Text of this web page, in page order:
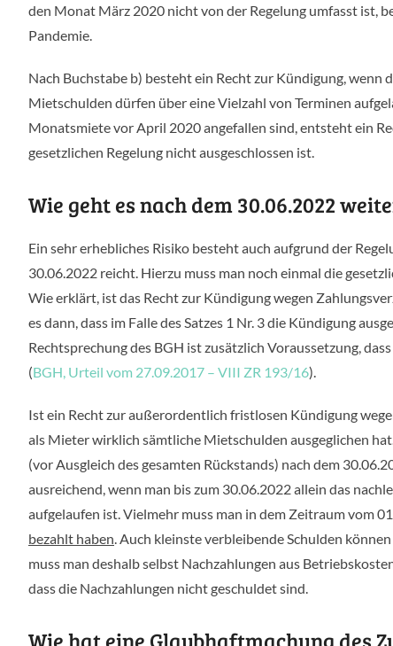
den Monat März 2020 nicht von der Regelung umfasst ist,
Pandemie.
Nach Buchstabe b) besteht ein Recht zur Kündigung,
Mietschulden dürfen über eine Vielzahl von Terminen
Monatsmiete vor April 2020 angefallen sind, entsteht ein
gesetzlichen Regelung nicht ausgeschlossen ist.
Wie geht es nach dem 30.06.2022
Ein sehr erhebliches Risiko besteht auch aufgrund der
30.06.2022 reicht. Hierzu muss man noch einmal die
Wie erklärt, ist das Recht zur Kündigung wegen
es dann, dass im Falle des Satzes 1 Nr. 3 die Kündigung
Rechtsprechung des BGH ist zusätzlich Voraussetzung,
(BGH, Urteil vom 27.09.2017 – VIII ZR 193/16).
Ist ein Recht zur außerordentlich fristlosen Kündigung
als Mieter wirklich sämtliche Mietschulden ausgeglichen
(vor Ausgleich des gesamten Rückstands) nach dem
ausreichend, wenn man bis zum 30.06.2022 allein das
aufgelaufen ist. Vielmehr muss man in dem Zeitraum vom
bezahlt haben. Auch kleinste verbleibende Schulden
muss man deshalb selbst Nachzahlungen aus
dass die Nachzahlungen nicht geschuldet sind.